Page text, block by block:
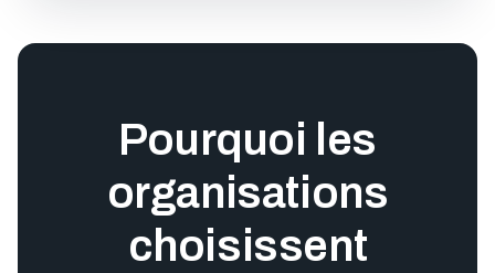
Pourquoi les
organisations
choisissent